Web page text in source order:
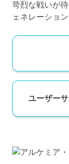
苛烈な戦いが
ェネレーショ
ユーザー